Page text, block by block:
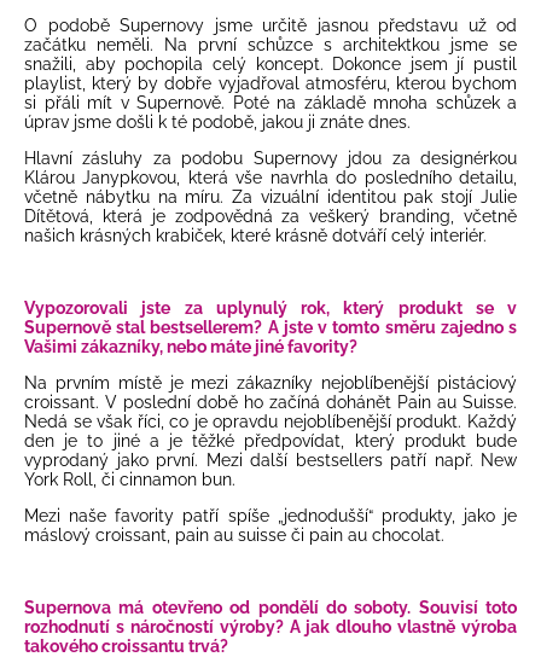
O podobě Supernovy jsme určitě jasnou představu už od
začátku neměli. Na první schůzce s architektkou jsme se
snažili, aby pochopila celý koncept. Dokonce jsem jí pustil
playlist, který by dobře vyjadřoval atmosféru, kterou bychom
si přáli mít v Supernově. Poté na základě mnoha schůzek a
úprav jsme došli k té podobě, jakou ji znáte dnes.
Hlavní zásluhy za podobu Supernovy jdou za designérkou
Klárou Janypkovou, která vše navrhla do posledního detailu,
včetně nábytku na míru. Za vizuální identitou pak stojí Julie
Dítětová, která je zodpovědná za veškerý branding, včetně
našich krásných krabiček, které krásně dotváří celý interiér.
Vypozorovali jste za uplynulý rok, který produkt se v
Supernově stal bestsellerem? A jste v tomto směru zajedno s
Vašimi zákazníky, nebo máte jiné favority?
Na prvním místě je mezi zákazníky nejoblíbenější pistáciový
croissant. V poslední době ho začíná dohánět Pain au Suisse.
Nedá se však říci, co je opravdu nejoblíbenější produkt. Každý
den je to jiné a je těžké předpovídat, který produkt bude
vyprodaný jako první. Mezi další bestsellers patří např. New
York Roll, či cinnamon bun.
Mezi naše favority patří spíše „jednodušší“ produkty, jako je
máslový croissant, pain au suisse či pain au chocolat.
Supernova má otevřeno od pondělí do soboty. Souvisí toto
rozhodnutí s náročností výroby? A jak dlouho vlastně výroba
takového croissantu trvá?